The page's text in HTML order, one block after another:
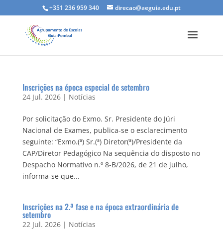
+351 236 959 340 direcao@aeguia.edu.pt
Inscrições na época especial de setembro
24 Jul. 2026| Notícias
Por solicitação do Exmo. Sr. Presidente do Júri
Nacional de Exames, publica-se o esclarecimento
seguinte: “Exmo.(ª) Sr.(ª) Diretor(ª)/Presidente da
CAP/Diretor Pedagógico Na sequência do disposto no
Despacho Normativo n.º 8-B/2026, de 21 de julho,
informa-se que...
Inscrições na 2.ª fase e na época extraordinária de
setembro
22 Jul. 2026| Notícias